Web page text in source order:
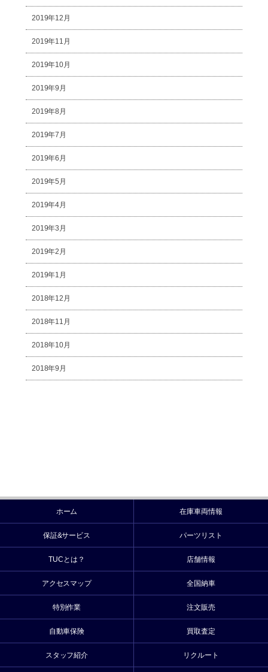
2019年12月
2019年11月
2019年10月
2019年9月
2019年8月
2019年7月
2019年6月
2019年5月
2019年4月
2019年3月
2019年2月
2019年1月
2018年12月
2018年11月
2018年10月
2018年9月
ホーム 在庫車両情報
保証&サービス パーツリスト
TUCとは？ 店舗情報
アクセスマップ 全国納車
特別作業 注文販売
自動車保険 買取査定
スタッフ紹介 リクルート